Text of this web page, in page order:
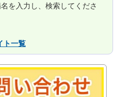
を入力し、検索してくださ
ト一覧